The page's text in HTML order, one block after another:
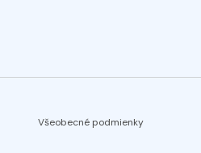
Všeobecné podmienky